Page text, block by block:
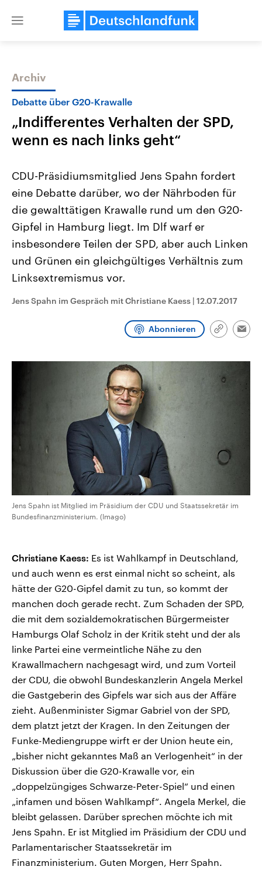
Close
Themen
Landtagswahl Sachsen-Anhalt
2026
Alle Informationen
Sachsen-Anhalt wählt am 6.
September 2026 einen neuen
Landtag. Seit 2021 wird das
Bundesland von einer Koalition aus
CDU, SPD und FDP regiert.-
Umfragen, Prognosen,
und Hintergründe zu den Parteien
und Kandidaten der anstehenden
USA
Aktuelle Beiträge,
Hintergründe
Wirtschaftlich und
gehören die Vereinigten
den mächtigsten Ländern
mit großem Einfluss auf
Sendungen Programm Podcasts
Archiv
Debatte über G20-Krawalle
„Indifferentes Verhalten der SPD,
wenn es nach links geht“
CDU-Präsidiumsmitglied Jens Spahn fordert
eine Debatte darüber, wo der Nährboden für
die gewalttätigen Krawalle rund um den G20-
Gipfel in Hamburg liegt. Im Dlf warf er
insbesondere Teilen der SPD, aber auch Linken
und Grünen ein gleichgültiges Verhältnis zum
Linksextremismus vor.
Jens Spahn im Gespräch mit Christiane Kaess | 12.07.2017
Abonnieren
Link
Jens Spahn ist Mitglied im Präsidium der CDU und Staatssekretär im
Bundesfinanzministerium. (Imago)
Christiane Kaess: Es ist Wahlkampf in Deutschland,
und auch wenn es erst einmal nicht so scheint, als
hätte der G20-Gipfel damit zu tun, so kommt der
manchen doch gerade recht. Zum Schaden der SPD,
die mit dem sozialdemokratischen Bürgermeister
Hamburgs Olaf Scholz in der Kritik steht und der als
linke Partei eine vermeintliche Nähe zu den
Krawallmachern nachgesagt wird, und zum Vorteil
der CDU, die obwohl Bundeskanzlerin Angela Merkel
die Gastgeberin des Gipfels war sich aus der Affäre
zieht. Außenminister Sigmar Gabriel von der SPD,
dem platzt jetzt der Kragen. In den Zeitungen der
Funke-Mediengruppe wirft er der Union heute ein,
„bisher nicht gekanntes Maß an Verlogenheit“ in der
Diskussion über die G20-Krawalle vor, ein
„doppelzüngiges Schwarze-Peter-Spiel“ und einen
„infamen und bösen Wahlkampf“. Angela Merkel, die
bleibt gelassen. Darüber sprechen möchte ich mit
Jens Spahn. Er ist Mitglied im Präsidium der CDU und
Parlamentarischer Staatssekretär im
Finanzministerium. Guten Morgen, Herr Spahn.